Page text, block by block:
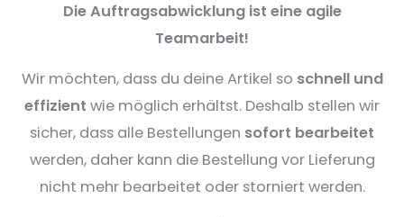
Die Auftragsabwicklung ist eine agile
Teamarbeit!
Wir möchten, dass du deine Artikel so schnell und
effizient wie möglich erhältst. Deshalb stellen wir
sicher, dass alle Bestellungen sofort bearbeitet
werden, daher kann die Bestellung vor Lieferung
nicht mehr bearbeitet oder storniert werden.